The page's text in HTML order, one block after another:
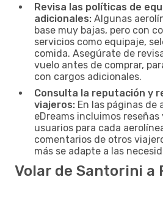
Revisa las políticas de
adicionales: Algunas
base muy bajas, pero con
servicios como equipaje,
comida. Asegúrate de
vuelo antes de comprar,
con cargos adicionales.
Consulta la reputación y
viajeros: En las páginas de
eDreams incluimos
usuarios para cada
comentarios de otros
más se adapte a las
Volar de Santorini a